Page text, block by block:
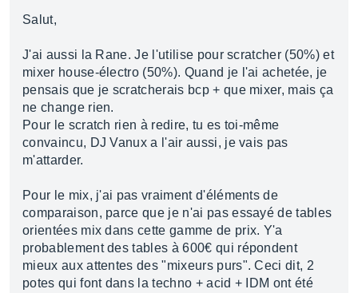
Salut,
J'ai aussi la Rane. Je l'utilise pour scratcher (50%) et
mixer house-électro (50%). Quand je l'ai achetée, je
pensais que je scratcherais bcp + que mixer, mais ça
ne change rien.
Pour le scratch rien à redire, tu es toi-même
convaincu, DJ Vanux a l'air aussi, je vais pas
m'attarder.
Pour le mix, j'ai pas vraiment d'éléments de
comparaison, parce que je n'ai pas essayé de tables
orientées mix dans cette gamme de prix. Y'a
probablement des tables à 600€ qui répondent
mieux aux attentes des "mixeurs purs". Ceci dit, 2
potes qui font dans la techno + acid + IDM ont été